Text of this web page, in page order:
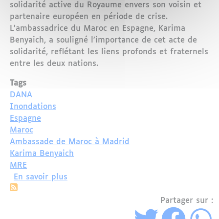
solidarité active du Royaume envers son voisin et
partenaire européen en période de crise.
L’ambassadrice du Maroc en Espagne, Karima
Benyaich, a souligné l’importance de cet acte de
solidarité, reflétant les liens profonds et fraternels
entre les deux nations.
Tags
DANA
Inondations
Espagne
Maroc
Ambassade de Maroc à Madrid
Karima Benyaich
MRE
En savoir plus
Partager sur :